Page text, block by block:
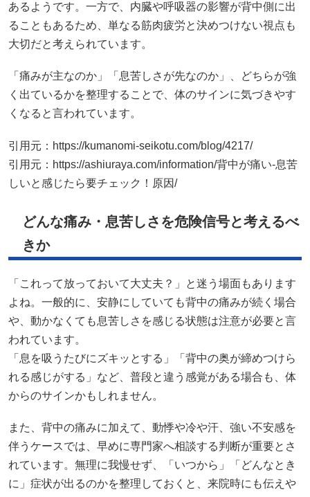
あるようです。一方で、内臓や呼吸器の影響が背中側に出
ることもあるため、単なる筋肉疲労と決めつけない視点も
大切だと考えられています。
「痛みが主なのか」「息苦しさが先なのか」、どちらが強
く出ているかを整理することで、体のサインに気づきやす
くなると言われています。
引用元： https://kumanomi-seikotu.com/blog/4217/
引用元： https://ashiuraya.com/information/背中が痛い-息苦
しいと感じたら要チェック！原因/
どんな痛み・息苦しさを危険信号と考えるべ
きか
「これって放っておいて大丈夫？」と迷う場面もあります
よね。一般的に、安静にしていても背中の痛みが続く場合
や、動かなくても息苦しさを感じる状態は注意が必要と言
われています。
「息を吸うたびにズキッとする」「背中の奥が締めつけら
れる感じがする」など、普段と違う感覚がある場合も、体
からのサインかもしれません。
また、背中の痛みに加えて、動悸や冷や汗、強い不安感を
伴うケースでは、早めに専門家へ相談する判断が重要とさ
れています。無理に我慢せず、「いつから」「どんなとき
に」症状が出るのかを整理しておくと、来院時にも伝えや